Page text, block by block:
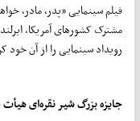
فیلم سینمایی «پدر، مادر،
مشترک کشورهای آمریکا،
رویداد سینمایی را از آن خود
جایزه بزرگ شیر نقره‌ای هیأت